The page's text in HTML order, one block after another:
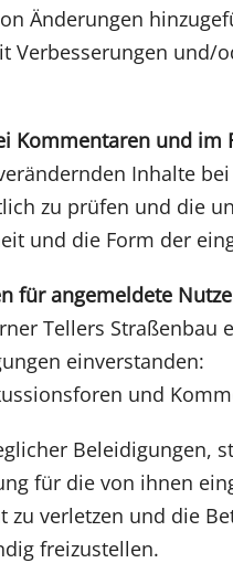
Änderungen
Verbesserungen
Kommentaren und im
Inhalte
zu prüfen und die
und die Form der
für angemeldete
Tellers
einverstanden:
und
Beleidigungen,
für die von ihnen
zu verletzen und die
freizustellen.